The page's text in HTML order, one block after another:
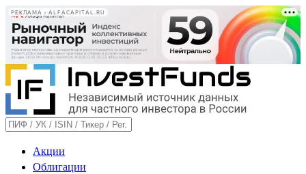
РЕКЛАМА • ALFACAPITAL.RU
Акции
Облигации